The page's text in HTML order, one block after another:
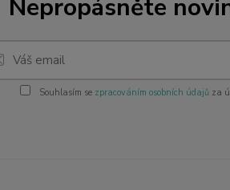
Nepropásněte
Souhlasím se zpracováním osobních údajůza